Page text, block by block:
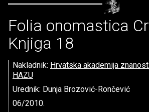
Folia onomastica
Knjiga 18
Nakladnik: Hrvatska akademija
HAZU
Urednik: Dunja Brozović-Rončević
06/2010.